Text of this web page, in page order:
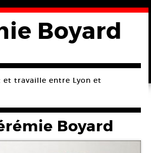
Boyard
et travaille entre Lyon et
Boyard